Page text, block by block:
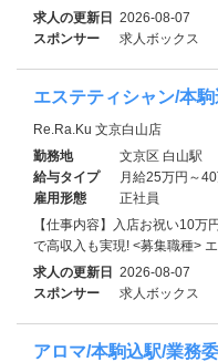
求人の更新日 2026-08-07
スポンサー
求人ボックス
エステティシャン/本
Re.Ra.Ku 文京白山店
勤務地
文京区 白山駅
給与タイプ
月給25万円～
雇用形態
正社員
【仕事内容】入店お祝い10万
で高収入も実現! <募集職種>
求人の更新日 2026-08-07
スポンサー
求人ボックス
アロマ/本駒込駅/業務